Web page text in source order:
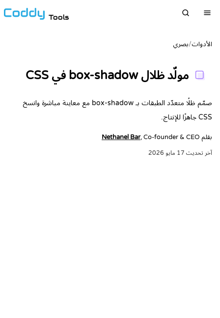
Tools
الأدوات/بصري
مولّد ظلال box-shadow في CSS
صمّم ظلًا متعدّد الطبقات بـ box-shadow مع معاينة مباشرة وانسخ
CSS جاهزًا للإنتاج.
بقلم Nethanel Bar, Co-founder & CEO
آخر تحديث 17 مايو 2026